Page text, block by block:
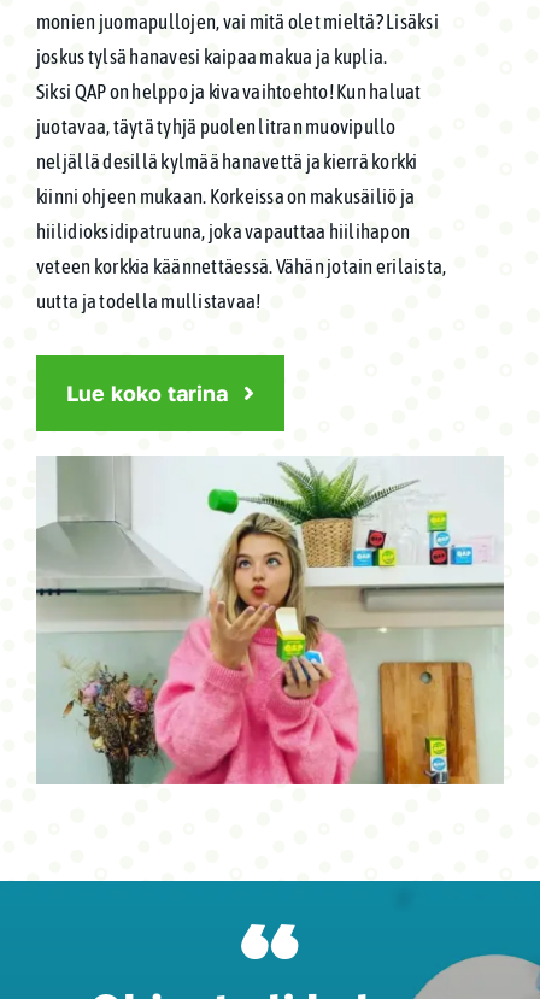
QAP
Kuplavesi
6-pack
12,95€
Varasto loppu
monien juomapullojen, vai mitä olet mieltä? Lisäksi
joskus tylsä hanavesi kaipaa makua ja kuplia.
Siksi QAP on helppo ja kiva vaihtoehto! Kun haluat
juotavaa, täytä tyhjä puolen litran muovipullo
neljällä desillä kylmää hanavettä ja kierrä korkki
kiinni ohjeen mukaan. Korkeissa on makusäiliö ja
hiilidioksidipatruuna, joka vapauttaa hiilihapon
veteen korkkia käännettäessä. Vähän jotain erilaista,
uutta ja todella mullistavaa!
Lue koko tarina